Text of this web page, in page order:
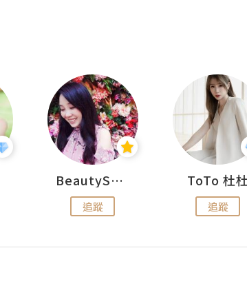
BeautySearch
追蹤
ToTo 杜
追蹤